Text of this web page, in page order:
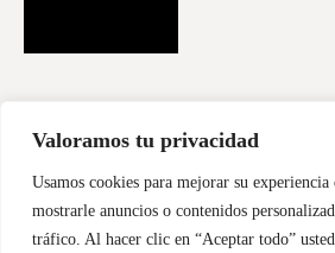
Valoramos tu privacidad
Usamos cookies para mejorar su experiencia
mostrarle anuncios o contenidos
tráfico. Al hacer clic en “Aceptar todo”
Copyright © 2026 Sentidiño